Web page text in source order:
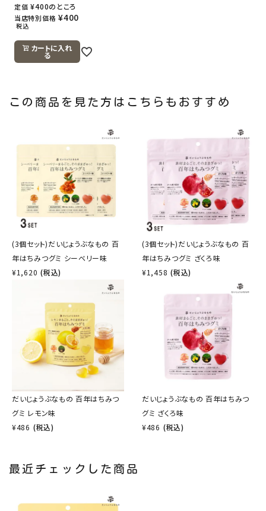
定価 ¥400のところ
当店特別価格 ¥400
税込
カートに入れ
る
この商品を見た方はこちらもおすすめ
(3個セット)だいじょうぶなもの 百
年はちみつグミ シーベリー味
¥1,620 (税込)
(3個セット)だいじょうぶなもの 百
年はちみつグミ ざくろ味
¥1,458 (税込)
だいじょうぶなもの 百年はちみつ
グミ レモン味
¥486 (税込)
だいじょうぶなもの 百年はちみつ
グミ ざくろ味
¥486 (税込)
最近チェックした商品